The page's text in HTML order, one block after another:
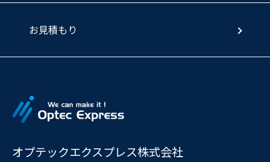
お見積もり
オプテックエクスプレス株式会社